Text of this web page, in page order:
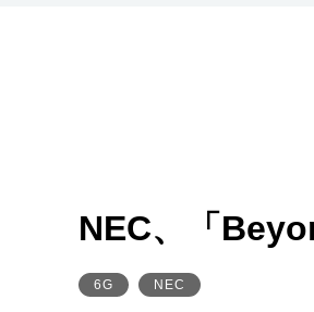
NEC、「
6G NEC